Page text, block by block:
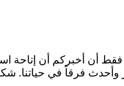
أن أخبركم أن إتاحة
وأحدث فرقاً في حياتنا.